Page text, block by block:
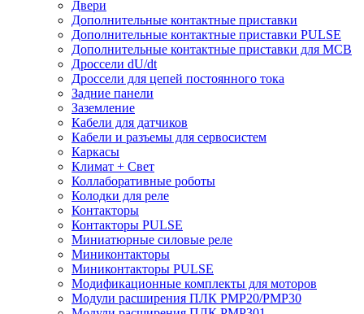
Двери
Дополнительные контактные приставки
Дополнительные контактные приставки PULSE
Дополнительные контактные приставки для MCB
Дроссели dU/dt
Дроссели для цепей постоянного тока
Задние панели
Заземление
Кабели для датчиков
Кабели и разъемы для сервосистем
Каркасы
Климат + Свет
Коллаборативные роботы
Колодки для реле
Контакторы
Контакторы PULSE
Миниатюрные силовые реле
Миниконтакторы
Миниконтакторы PULSE
Модификационные комплекты для моторов
Модули расширения ПЛК PMP20/PMP30